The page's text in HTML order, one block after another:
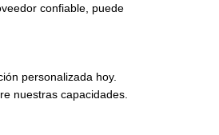
confiable, puede
personalizada hoy.
nuestras capacidades.